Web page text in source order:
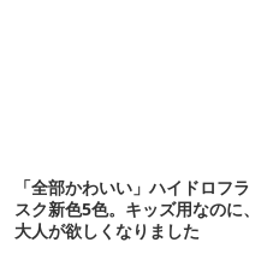
「全部かわいい」ハイドロフラ
スク新色5色。キッズ用なのに、
大人が欲しくなりました